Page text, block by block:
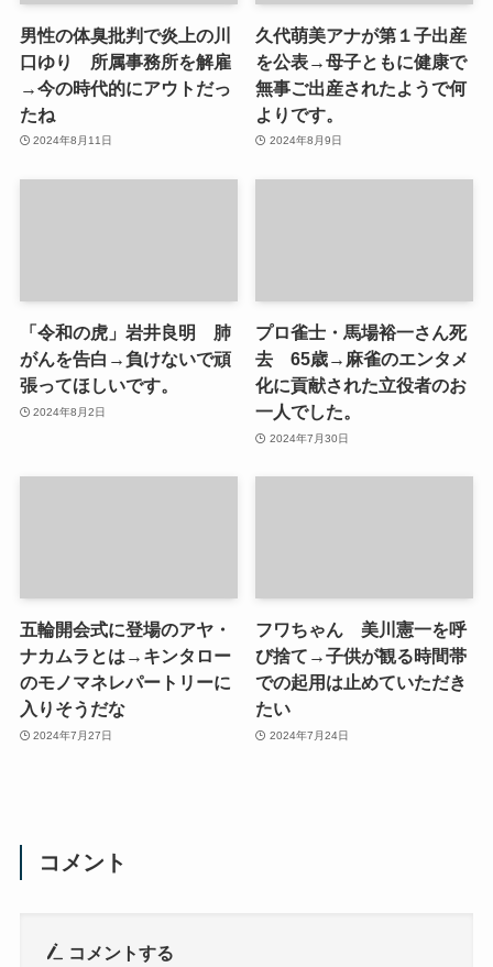
男性の体臭批判で炎上の川
口ゆり 所属事務所を解雇
→今の時代的にアウトだっ
たね
2024年8月11日
久代萌美アナが第１子出産
を公表→母子ともに健康で
無事ご出産されたようで何
よりです。
2024年8月9日
「令和の虎」岩井良明 肺
がんを告白→負けないで頑
張ってほしいです。
2024年8月2日
プロ雀士・馬場裕一さん死
去 65歳→麻雀のエンタメ
化に貢献された立役者のお
一人でした。
2024年7月30日
五輪開会式に登場のアヤ・
ナカムラとは→キンタロー
のモノマネレパートリーに
入りそうだな
2024年7月27日
フワちゃん 美川憲一を呼
び捨て→子供が観る時間帯
での起用は止めていただき
たい
2024年7月24日
コメント
コメントする